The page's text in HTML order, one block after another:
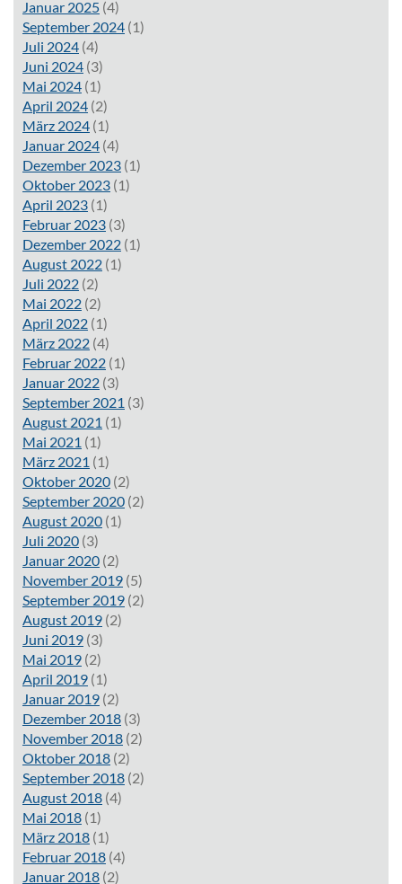
Januar 2025 (4)
September 2024 (1)
Juli 2024 (4)
Juni 2024 (3)
Mai 2024 (1)
April 2024 (2)
März 2024 (1)
Januar 2024 (4)
Dezember 2023 (1)
Oktober 2023 (1)
April 2023 (1)
Februar 2023 (3)
Dezember 2022 (1)
August 2022 (1)
Juli 2022 (2)
Mai 2022 (2)
April 2022 (1)
März 2022 (4)
Februar 2022 (1)
Januar 2022 (3)
September 2021 (3)
August 2021 (1)
Mai 2021 (1)
März 2021 (1)
Oktober 2020 (2)
September 2020 (2)
August 2020 (1)
Juli 2020 (3)
Januar 2020 (2)
November 2019 (5)
September 2019 (2)
August 2019 (2)
Juni 2019 (3)
Mai 2019 (2)
April 2019 (1)
Januar 2019 (2)
Dezember 2018 (3)
November 2018 (2)
Oktober 2018 (2)
September 2018 (2)
August 2018 (4)
Mai 2018 (1)
März 2018 (1)
Februar 2018 (4)
Januar 2018 (2)